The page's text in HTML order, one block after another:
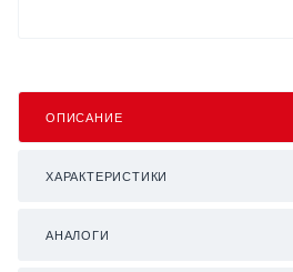
ОПИСАНИЕ
ХАРАКТЕРИСТИКИ
АНАЛОГИ